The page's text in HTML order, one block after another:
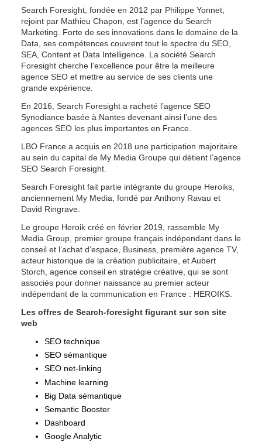
Search Foresight, fondée en 2012 par Philippe Yonnet,
rejoint par Mathieu Chapon, est l’agence du Search
Marketing. Forte de ses innovations dans le domaine de la
Data, ses compétences couvrent tout le spectre du SEO,
SEA, Content et Data Intelligence. La société Search
Foresight cherche l’excellence pour être la meilleure
agence SEO et mettre au service de ses clients une
grande expérience.
En 2016, Search Foresight a racheté l’agence SEO
Synodiance basée à Nantes devenant ainsi l’une des
agences SEO les plus importantes en France.
LBO France a acquis en 2018 une participation majoritaire
au sein du capital de My Media Groupe qui détient l’agence
SEO Search Foresight.
Search Foresight fait partie intégrante du groupe Heroiks,
anciennement My Media, fondé par Anthony Ravau et
David Ringrave.
Le groupe Heroik créé en février 2019, rassemble My
Media Group, premier groupe français indépendant dans le
conseil et l’achat d’espace, Business, première agence TV,
acteur historique de la création publicitaire, et Aubert
Storch, agence conseil en stratégie créative, qui se sont
associés pour donner naissance au premier acteur
indépendant de la communication en France : HEROIKS.
Les offres de Search-foresight figurant sur son site
web
SEO technique
SEO sémantique
SEO net-linking
Machine learning
Big Data sémantique
Semantic Booster
Dashboard
Google Analytic